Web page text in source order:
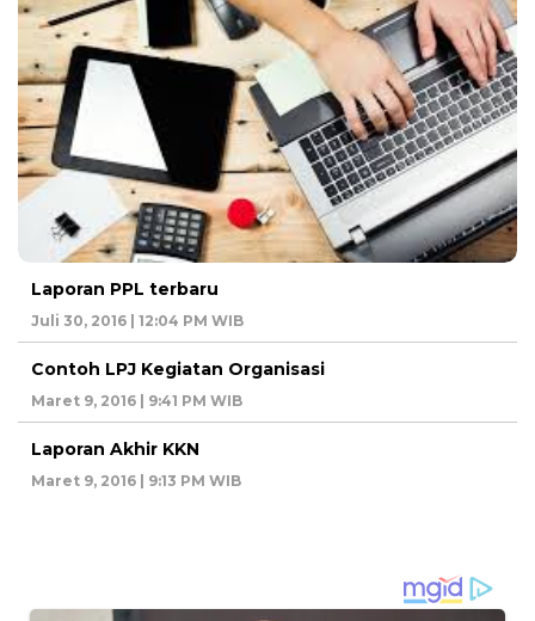
Laporan PPL terbaru
Juli 30, 2016 | 12:04 PM WIB
Contoh LPJ Kegiatan Organisasi
Maret 9, 2016 | 9:41 PM WIB
Laporan Akhir KKN
Maret 9, 2016 | 9:13 PM WIB